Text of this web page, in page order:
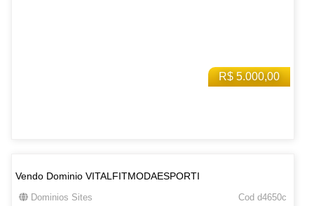
R$ 5.000,00
Vendo Dominio VITALFITMODAESPORTI
Dominios Sites Cod d4650c